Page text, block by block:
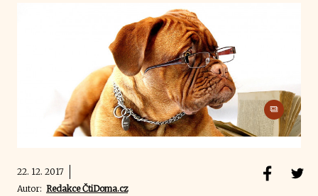
22. 12. 2017
Autor: Redakce ČtiDoma.cz